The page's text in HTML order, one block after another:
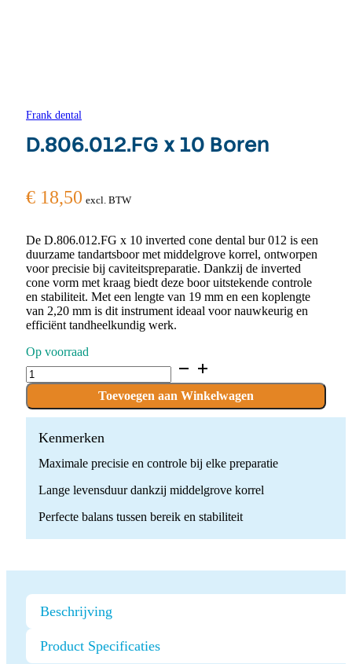
Frank dental
D.806.012.FG x 10 Boren
€ 18,50 excl. BTW
De D.806.012.FG x 10 inverted cone dental bur 012 is een
duurzame tandartsboor met middelgrove korrel, ontworpen
voor precisie bij caviteitspreparatie. Dankzij de inverted
cone vorm met kraag biedt deze boor uitstekende controle
en stabiliteit. Met een lengte van 19 mm en een koplengte
van 2,20 mm is dit instrument ideaal voor nauwkeurig en
efficiënt tandheelkundig werk.
Op voorraad
D.806.012.FG
x
Boren
quantity
Toevoegen aan Winkelwagen
Kenmerken
Maximale precisie en controle bij elke preparatie
Lange levensduur dankzij middelgrove korrel
Perfecte balans tussen bereik en stabiliteit
Beschrijving
Product Specificaties